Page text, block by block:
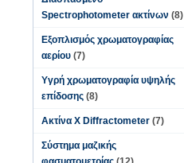
Spectrophotometer ακτίνων (8)
Εξοπλισμός χρωματογραφίας
αερίου (7)
Υγρή χρωματογραφία υψηλής
επίδοσης (8)
Ακτίνα X Diffractometer (7)
Σύστημα μαζικής